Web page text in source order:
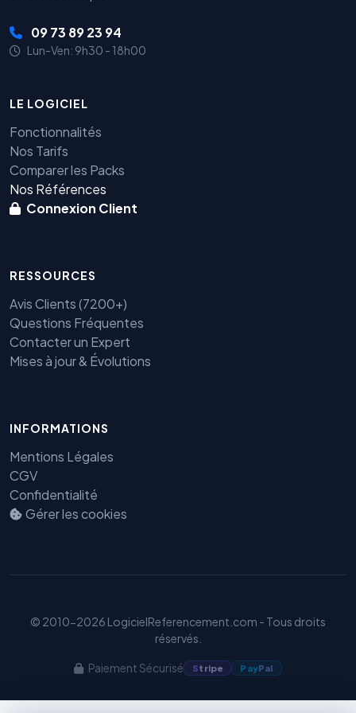
09 73 89 23 94
Lun-Ven: 9h30 - 18h00
LE LOGICIEL
Fonctionnalités
Nos Tarifs
Comparer les Packs
Nos Références
Connexion Client
RESSOURCES
Avis Clients (7200+)
Questions Fréquentes
Contacter un Expert
Mises à jour & Évolutions
INFORMATIONS
Mentions Légales
CGV
Confidentialité
Gérer les cookies
© 2010-2026 LogicielReferencement.com - Tous droits
réservés.
Paiement Sécurisé Stripe PayPal